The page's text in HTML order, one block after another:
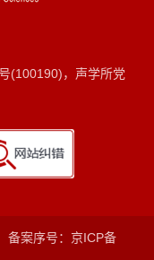
(100190)，声学所党
备案序号： 京ICP备